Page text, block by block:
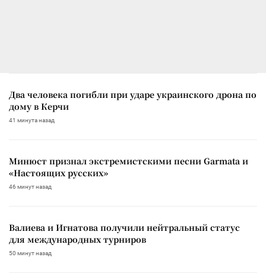
Два человека погибли при ударе украинского дрона по
дому в Керчи
41 минута назад
Минюст признал экстремистскими песни Garmata и
«Настоящих русских»
46 минут назад
Валиева и Игнатова получили нейтральный статус
для международных турниров
50 минут назад